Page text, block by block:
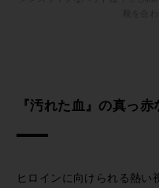
『汚れた血』の真っ
ヒロインに向けられる熱